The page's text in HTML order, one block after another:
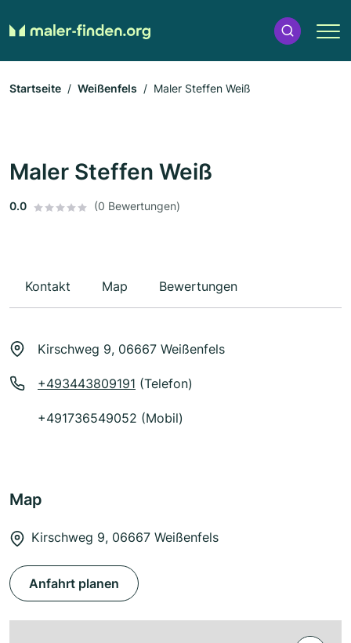
Startseite Weißenfels Maler Steffen Weiß
Maler Steffen Weiß
0.0 (0 Bewertungen)
Kontakt Map Bewertungen
Kirschweg 9, 06667 Weißenfels
+493443809191 (Telefon)
+491736549052 (Mobil)
Map
Kirschweg 9, 06667 Weißenfels
Anfahrt planen